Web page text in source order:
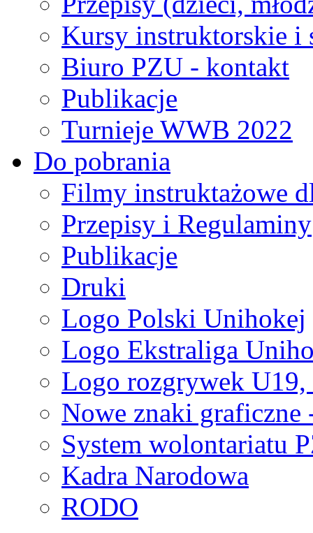
Kursy instruktorskie i
Biuro PZU - kontakt
Publikacje
Turnieje WWB 2022
Do pobrania
Filmy instruktażowe
Przepisy i Regulaminy
Publikacje
Druki
Logo Polski Unihokej
Logo Ekstraliga
Logo rozgrywek
Nowe znaki graficzne
System wolontariatu
Kadra Narodowa
RODO